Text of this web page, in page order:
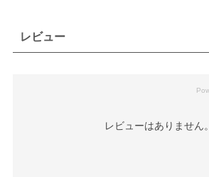
レビュー
レビューはありません。